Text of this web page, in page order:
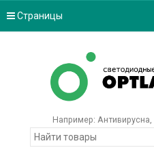
Страницы
Например: Антивирусна